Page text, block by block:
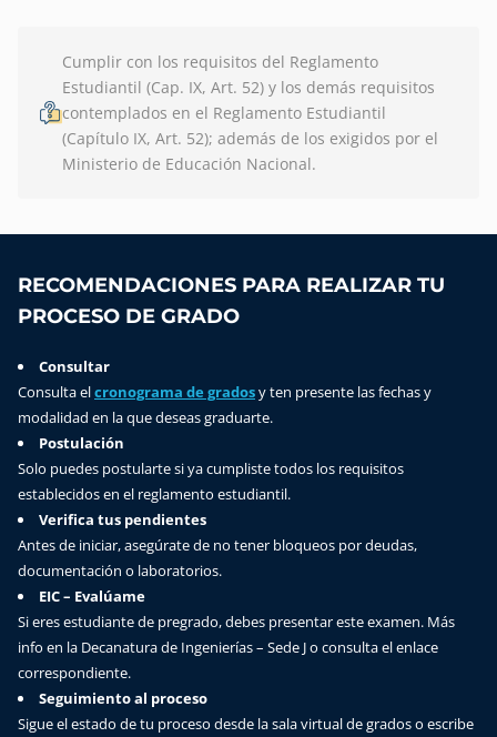
Cumplir con los requisitos del Reglamento
Estudiantil (Cap. IX, Art. 52) y los demás requisitos
contemplados en el Reglamento Estudiantil
(Capítulo IX, Art. 52); además de los exigidos por el
Ministerio de Educación Nacional.
RECOMENDACIONES PARA REALIZAR TU
PROCESO DE GRADO
Consultar
Consulta elcronograma de gradosy ten presente las fechas y
modalidad en la que deseas graduarte.
Postulación
Solo puedes postularte si ya cumpliste todos los requisitos
establecidos en el reglamento estudiantil.
Verifica tus pendientes
Antes de iniciar, asegúrate de no tener bloqueos por deudas,
documentación o laboratorios.
EIC – Evalúame
Si eres estudiante de pregrado, debes presentar este examen. Más
info en la Decanatura de Ingenierías – Sede J o consulta el enlace
correspondiente.
Seguimiento al proceso
Sigue el estado de tu proceso desde la sala virtual de grados o escribe